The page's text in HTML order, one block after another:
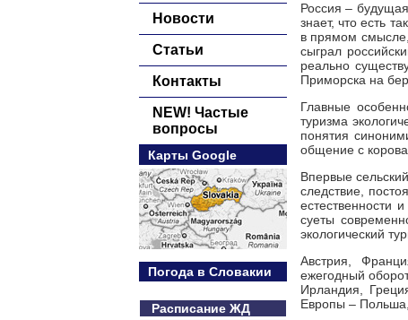
Новости
Статьи
Контакты
NEW! Частые
вопросы
Карты Google
Погода в Словакии
Расписание ЖД
Россия –
знает, что есть
в прямом смысле,
сыграл
реально
Приморска на
Главные
туризма
понятия
общение с
Впервые
следствие,
естественности
суеты
экологический
Австрия,
ежегодный
Ирландия,
Европы –